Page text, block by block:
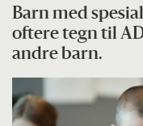
Barn med
oftere tegn til
andre barn.